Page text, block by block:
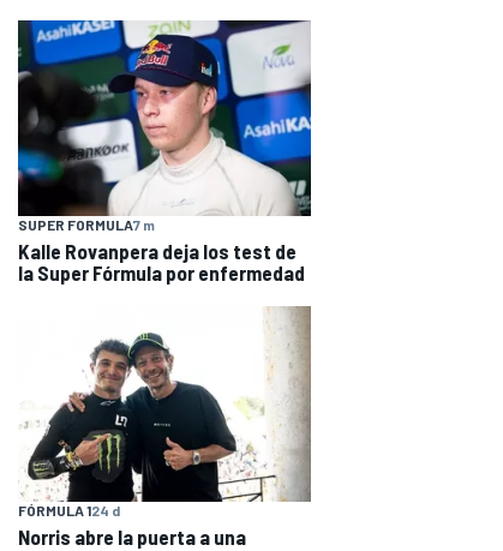
SUPER FORMULA7 m
Kalle Rovanpera deja los test de
la Super Fórmula por enfermedad
FÓRMULA 124 d
Norris abre la puerta a una